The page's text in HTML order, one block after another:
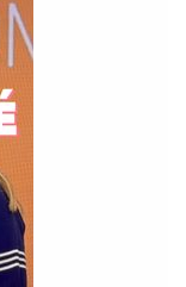
originale
par